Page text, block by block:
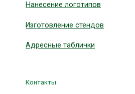
Нанесение логотипов
Изготовление стендов
Адресные таблички
Контакты